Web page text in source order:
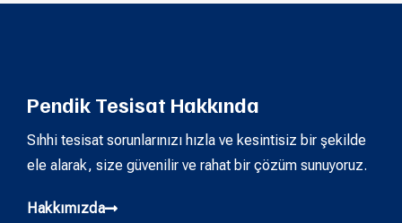
Pendik Tesisat Hakkında
Sıhhi tesisat sorunlarınızı hızla ve kesintisiz bir şekilde
ele alarak, size güvenilir ve rahat bir çözüm sunuyoruz.
Hakkımızda